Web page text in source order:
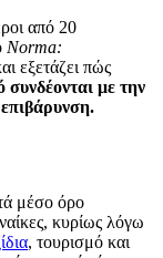
από 20
Norma:
εξετάζει πώς
με την
μέσο όρο
κυρίως λόγω
, τουρισμό και